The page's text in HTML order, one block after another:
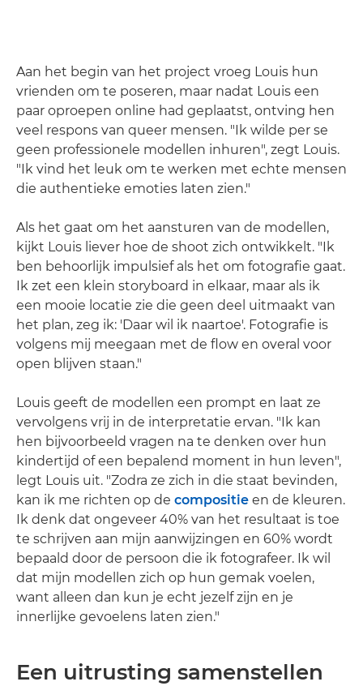
Aan het begin van het project vroeg Louis hun
vrienden om te poseren, maar nadat Louis een
paar oproepen online had geplaatst, ontving hen
veel respons van queer mensen. "Ik wilde per se
geen professionele modellen inhuren", zegt Louis.
"Ik vind het leuk om te werken met echte mensen
die authentieke emoties laten zien."
Als het gaat om het aansturen van de modellen,
kijkt Louis liever hoe de shoot zich ontwikkelt. "Ik
ben behoorlijk impulsief als het om fotografie gaat.
Ik zet een klein storyboard in elkaar, maar als ik
een mooie locatie zie die geen deel uitmaakt van
het plan, zeg ik: 'Daar wil ik naartoe'. Fotografie is
volgens mij meegaan met de flow en overal voor
open blijven staan."
Louis geeft de modellen een prompt en laat ze
vervolgens vrij in de interpretatie ervan. "Ik kan
hen bijvoorbeeld vragen na te denken over hun
kindertijd of een bepalend moment in hun leven",
legt Louis uit. "Zodra ze zich in die staat bevinden,
kan ik me richten op de compositie en de kleuren.
Ik denk dat ongeveer 40% van het resultaat is toe
te schrijven aan mijn aanwijzingen en 60% wordt
bepaald door de persoon die ik fotografeer. Ik wil
dat mijn modellen zich op hun gemak voelen,
want alleen dan kun je echt jezelf zijn en je
innerlijke gevoelens laten zien."
Een uitrusting samenstellen